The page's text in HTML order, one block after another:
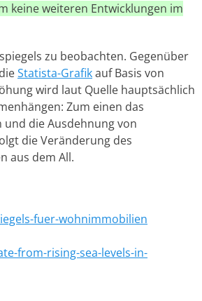
keine weiteren Entwicklungen im
zu beobachten. Gegenüber
Statista-Grafikauf Basis von
wird laut Quelle hauptsächlich
Zum einen das
und die Ausdehnung von
die Veränderung des
aus dem All.
fuer-wohnimmobilien
from-rising-sea-levels-in-